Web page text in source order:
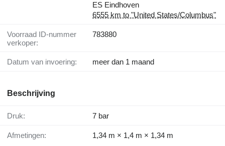
ES Eindhoven
6555 km to "United States/Columbus"
Voorraad ID-nummer
verkoper:
783880
Datum van invoering: meer dan 1 maand
Beschrijving
Druk: 7 bar
Afmetingen: 1,34 m × 1,4 m × 1,34 m